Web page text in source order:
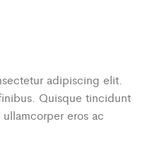
adipiscing elit.
Quisque tincidunt
eros ac